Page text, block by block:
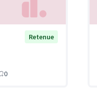
Retenue
0